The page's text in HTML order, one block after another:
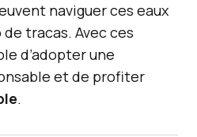
naviguer ces eaux
tracas. Avec ces
d’adopter une
et de profiter
.